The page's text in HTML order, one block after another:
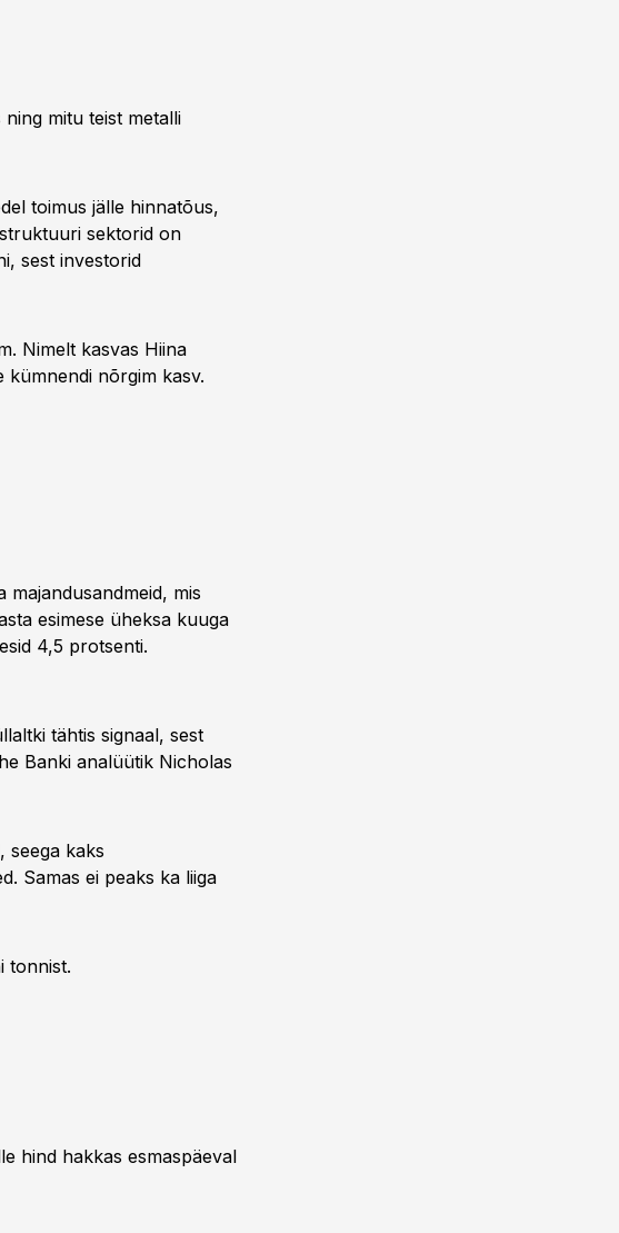
mitu teist metalli
toimus jälle hinnatõus,
sektorid on
sest investorid
Nimelt kasvas Hiina
kümnendi nõrgim kasv.
majandusandmeid, mis
esimese üheksa kuuga
4,5 protsenti.
tähtis signaal, sest
Banki analüütik Nicholas
seega kaks
Samas ei peaks ka liiga
tonnist.
hind hakkas esmaspäeval